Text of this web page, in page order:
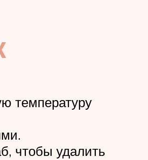
температуру
чтобы удалить